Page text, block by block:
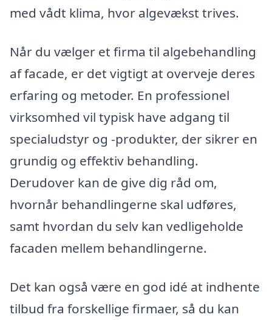
med vådt klima, hvor algevækst trives.
Når du vælger et firma til algebehandling
af facade, er det vigtigt at overveje deres
erfaring og metoder. En professionel
virksomhed vil typisk have adgang til
specialudstyr og -produkter, der sikrer en
grundig og effektiv behandling.
Derudover kan de give dig råd om,
hvornår behandlingerne skal udføres,
samt hvordan du selv kan vedligeholde
facaden mellem behandlingerne.
Det kan også være en god idé at indhente
tilbud fra forskellige firmaer, så du kan